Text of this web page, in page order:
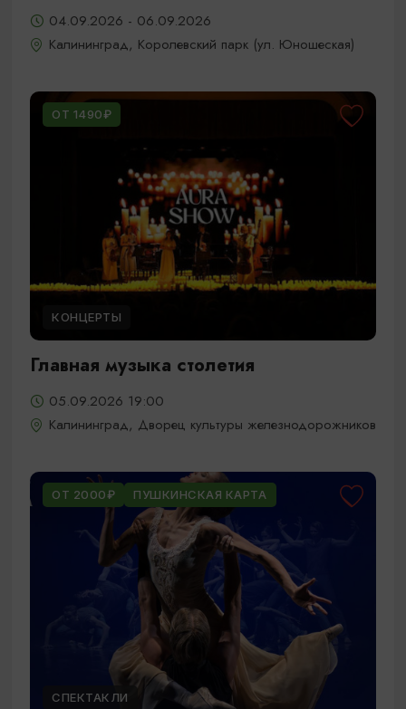
04.09.2026 - 06.09.2026
Калининград, Королевский парк (ул. Юношеская)
ОТ 1490₽
КОНЦЕРТЫ
Главная музыка столетия
05.09.2026 19:00
Калининград, Дворец культуры железнодорожников
ОТ 2000₽ ПУШКИНСКАЯ КАРТА
СПЕКТАКЛИ